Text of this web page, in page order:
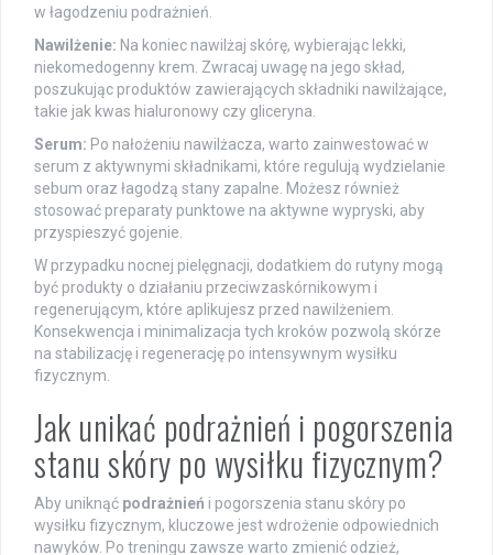
w łagodzeniu podrażnień.
Nawilżenie: Na koniec nawilżaj skórę, wybierając lekki,
niekomedogenny krem. Zwracaj uwagę na jego skład,
poszukując produktów zawierających składniki nawilżające,
takie jak kwas hialuronowy czy gliceryna.
Serum: Po nałożeniu nawilżacza, warto zainwestować w
serum z aktywnymi składnikami, które regulują wydzielanie
sebum oraz łagodzą stany zapalne. Możesz również
stosować preparaty punktowe na aktywne wypryski, aby
przyspieszyć gojenie.
W przypadku nocnej pielęgnacji, dodatkiem do rutyny mogą
być produkty o działaniu przeciwzaskórnikowym i
regenerującym, które aplikujesz przed nawilżeniem.
Konsekwencja i minimalizacja tych kroków pozwolą skórze
na stabilizację i regenerację po intensywnym wysiłku
fizycznym.
Jak unikać podrażnień i pogorszenia
stanu skóry po wysiłku fizycznym?
Aby uniknąć podrażnień i pogorszenia stanu skóry po
wysiłku fizycznym, kluczowe jest wdrożenie odpowiednich
nawyków. Po treningu zawsze warto zmienić odzież,